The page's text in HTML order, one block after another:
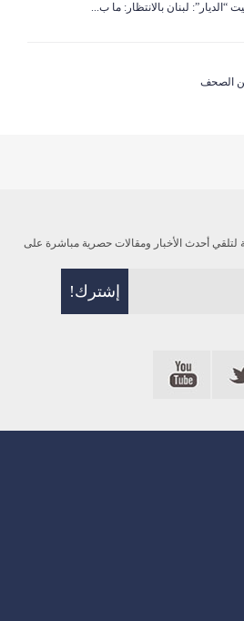
“الديار”: لبنان بالانتظار: ما ب...
الصحف
لتلقي أحدث الأخبار ومقالات حصرية مباشرة على